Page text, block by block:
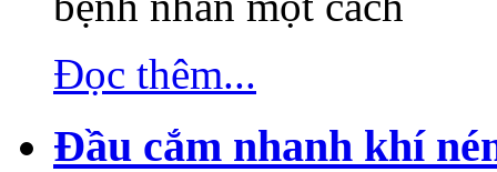
Đọc thêm...
Đầu cắm nhanh khí